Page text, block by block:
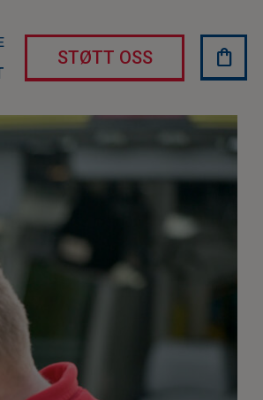
STØTT OSS shopping_bag